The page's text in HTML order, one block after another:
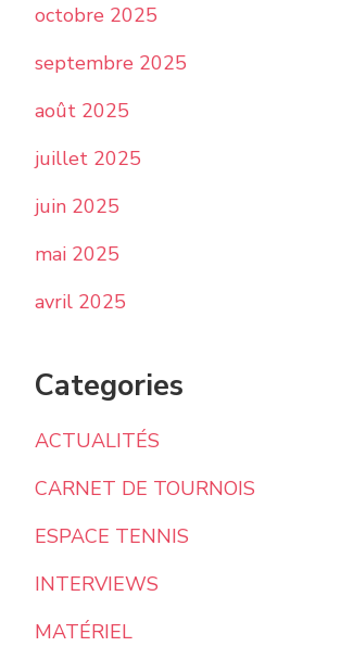
octobre 2025
septembre 2025
août 2025
juillet 2025
juin 2025
mai 2025
avril 2025
Categories
ACTUALITÉS
CARNET DE TOURNOIS
ESPACE TENNIS
INTERVIEWS
MATÉRIEL